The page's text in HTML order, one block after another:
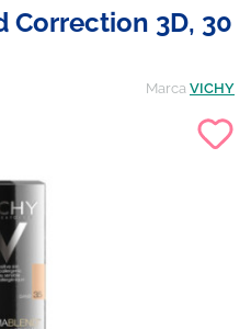
Correction 3D, 30
Marca VICHY